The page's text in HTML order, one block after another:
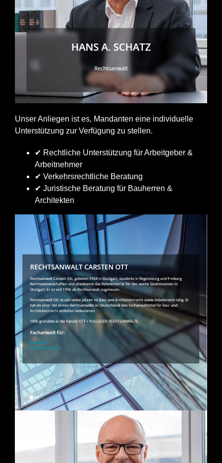
Unser Anliegen ist es, Mandanten eine individuelle
Unterstützung zur Verfügung zu stellen.
✔ Rechtliche Unterstützung für Arbeitgeber &
Arbeitnehmer
✔ Verkehrsrechtliche Beratung
✔ Juristische Beratung für Bauherren &
Architekten